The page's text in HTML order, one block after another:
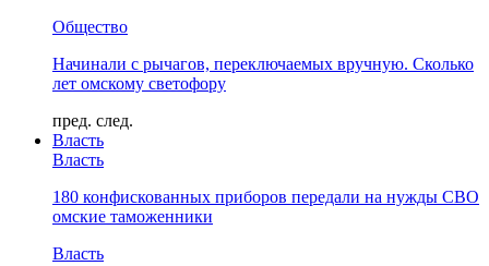
Общество
Начинали с рычагов, переключаемых вручную. Сколько
лет омскому светофору
пред. след.
Власть
Власть
180 конфискованных приборов передали на нужды СВО
омские таможенники
Власть